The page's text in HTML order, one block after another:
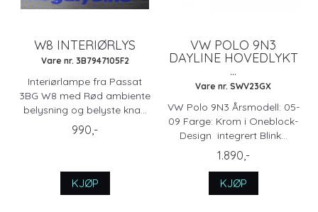
W8 INTERIØRLYS
Vare nr. 3B7947105F2
Interiørlampe fra Passat
3BG W8 med Rød ambiente
belysning og belyste kna...
990,-
KJØP
VW POLO 9N3
DAYLINE HOVEDLYKT
...
Vare nr. SWV23GX
VW Polo 9N3 Årsmodell: 05-
09 Farge: Krom i Oneblock-
Design integrert Blink...
1.890,-
KJØP